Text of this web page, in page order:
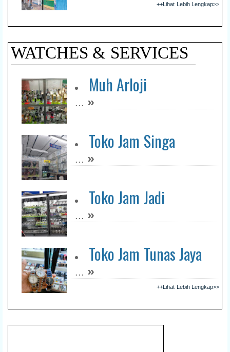
++Lihat Lebih Lengkap>>
WATCHES & SERVICES
Muh Arloji
... »
Toko Jam Singa
... »
Toko Jam Jadi
... »
Toko Jam Tunas Jaya
... »
++Lihat Lebih Lengkap>>